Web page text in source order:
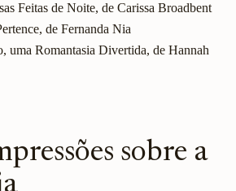
Feitas de Noite, de Carissa Broadbent
de Fernanda Nia
uma Romantasia Divertida, de Hannah
sobre a